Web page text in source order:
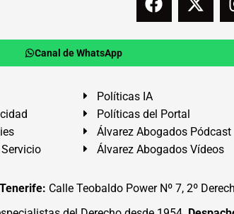
Canal de WhatsApp
Políticas IA
Políticas del Portal
Álvarez Abogados Pódcast
Álvarez Abogados Vídeos
Calle Teobaldo Power Nº 7, 2º